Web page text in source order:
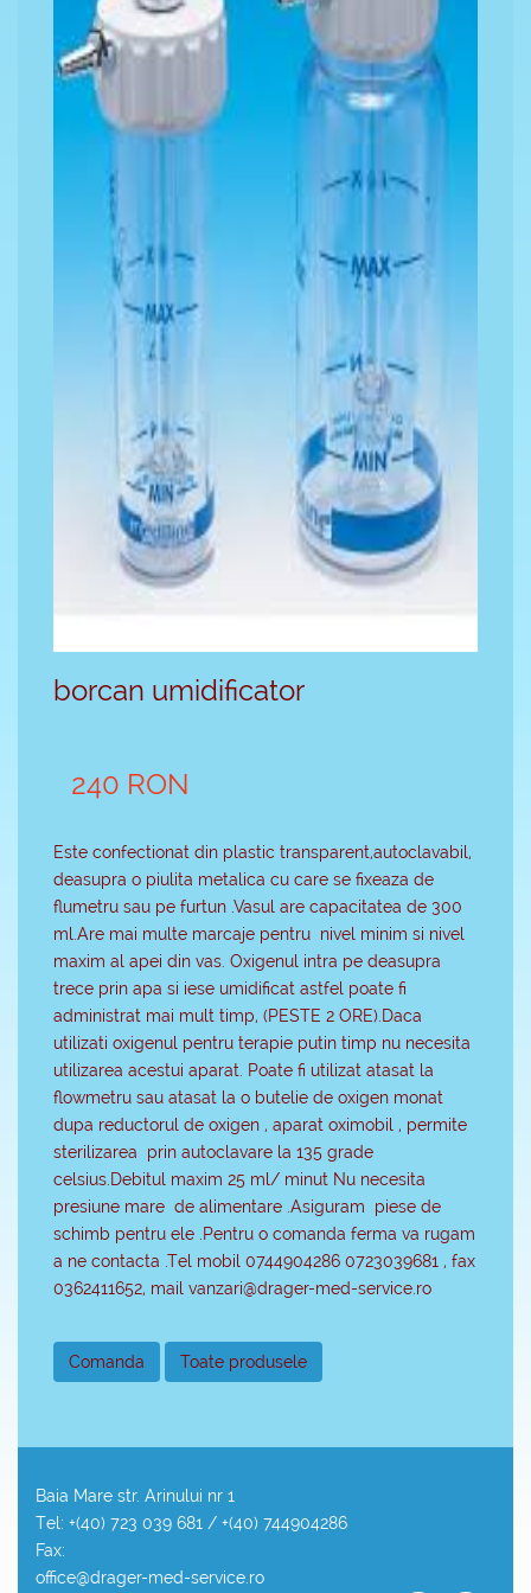
borcan umidificator
240 RON
Este confectionat din plastic transparent,autoclavabil,
deasupra o piulita metalica cu care se fixeaza de
flumetru sau pe furtun .Vasul are capacitatea de 300
ml.Are mai multe marcaje pentru nivel minim si nivel
maxim al apei din vas. Oxigenul intra pe deasupra
trece prin apa si iese umidificat astfel poate fi
administrat mai mult timp, (PESTE 2 ORE).Daca
utilizati oxigenul pentru terapie putin timp nu necesita
utilizarea acestui aparat. Poate fi utilizat atasat la
flowmetru sau atasat la o butelie de oxigen monat
dupa reductorul de oxigen , aparat oximobil , permite
sterilizarea prin autoclavare la 135 grade
celsius.Debitul maxim 25 ml/ minut Nu necesita
presiune mare de alimentare .Asiguram piese de
schimb pentru ele .Pentru o comanda ferma va rugam
a ne contacta .Tel mobil 0744904286 0723039681 , fax
0362411652, mail vanzari@drager-med-service.ro
Comanda Toate produsele
Baia Mare str. Arinului nr 1
Tel: +(40) 723 039 681 / +(40) 744904286
Fax:
office@drager-med-service.ro